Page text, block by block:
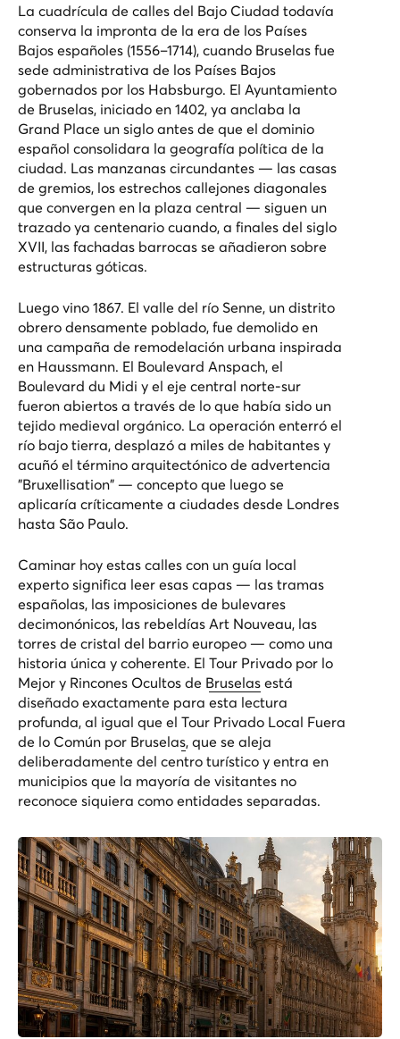
La cuadrícula de calles del Bajo Ciudad todavía
conserva la impronta de la era de los Países
Bajos españoles (1556–1714), cuando Bruselas fue
sede administrativa de los Países Bajos
gobernados por los Habsburgo. El Ayuntamiento
de Bruselas, iniciado en 1402, ya anclaba la
Grand Place un siglo antes de que el dominio
español consolidara la geografía política de la
ciudad. Las manzanas circundantes — las casas
de gremios, los estrechos callejones diagonales
que convergen en la plaza central — siguen un
trazado ya centenario cuando, a finales del siglo
XVII, las fachadas barrocas se añadieron sobre
estructuras góticas.
Luego vino 1867. El valle del río Senne, un distrito
obrero densamente poblado, fue demolido en
una campaña de remodelación urbana inspirada
en Haussmann. El Boulevard Anspach, el
Boulevard du Midi y el eje central norte-sur
fueron abiertos a través de lo que había sido un
tejido medieval orgánico. La operación enterró el
río bajo tierra, desplazó a miles de habitantes y
acuñó el término arquitectónico de advertencia
"Bruxellisation" — concepto que luego se
aplicaría críticamente a ciudades desde Londres
hasta São Paulo.
Caminar hoy estas calles con un guía local
experto significa leer esas capas — las tramas
españolas, las imposiciones de bulevares
decimonónicos, las rebeldías Art Nouveau, las
torres de cristal del barrio europeo — como una
historia única y coherente. El Tour Privado por lo
Mejor y Rincones Ocultos de Bruselas está
diseñado exactamente para esta lectura
profunda, al igual que el Tour Privado Local Fuera
de lo Común por Bruselas, que se aleja
deliberadamente del centro turístico y entra en
municipios que la mayoría de visitantes no
reconoce siquiera como entidades separadas.